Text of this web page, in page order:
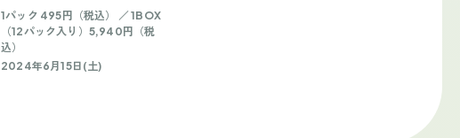
1パック 495円（税込） ／ 1BOX
（12パック入り）5,940円（税
込）
2024年6月15日(土)